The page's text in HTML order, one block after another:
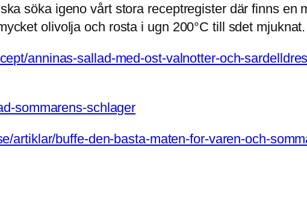
söka igeno vårt stora receptregister där finns en
olivolja och rosta i ugn 200°C till sdet
anninas-sallad-med-ost-valnotter-och-
sommarens-schlager
artiklar/buffe-den-basta-maten-for-varen-och-